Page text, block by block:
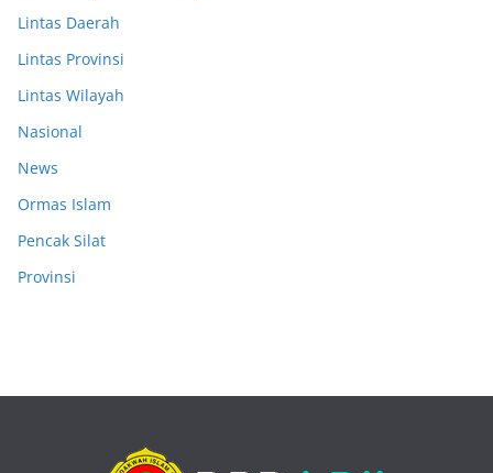
Lintas Daerah
Lintas Provinsi
Lintas Wilayah
Nasional
News
Ormas Islam
Pencak Silat
Provinsi